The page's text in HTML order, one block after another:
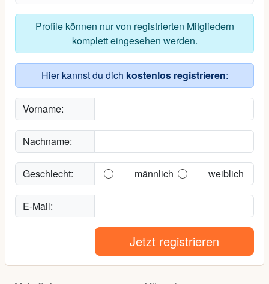
Profile können nur von registrierten Mitgliedern
komplett eingesehen werden.
Hier kannst du dich kostenlos registrieren:
Vorname:
Nachname:
Geschlecht: männlich weiblich
E-Mail:
Jetzt registrieren